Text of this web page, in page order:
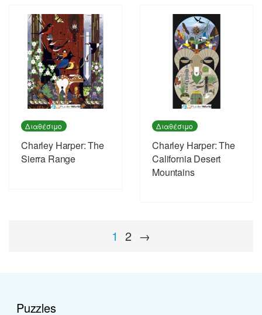
Διαθέσιμο
Charley Harper: The
Sierra Range
Διαθέσιμο
Charley Harper: The
California Desert
Mountains
1 2 →
Puzzles